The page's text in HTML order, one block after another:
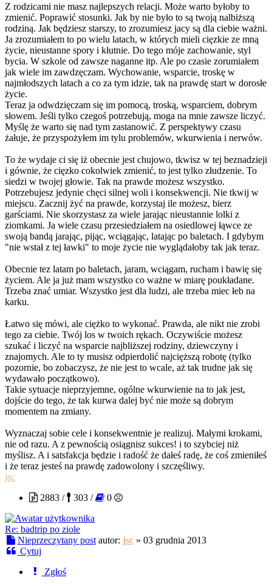
Z rodzicami nie masz najlepszych relacji. Może warto byłoby to
zmienić. Poprawić stosunki. Jak by nie było to są twoją nalbiższą
rodziną. Jak będziesz starszy, to zrozumiesz jacy są dla ciebie ważni.
Ja zrozumiałem to po wielu latach, w których mieli cięzkie ze mną
życie, nieustanne spory i kłutnie. Do tego móje zachowanie, styl
bycia. W szkole od zawsze naganne itp. Ale po czasie zorumiałem
jak wiele im zawdzęczam. Wychowanie, wsparcie, troskę w
najmłodszych latach a co za tym idzie, tak na prawdę start w dorosłe
życie.
Teraz ja odwdzięczam się im pomocą, troską, wsparciem, dobrym
słowem. Jeśli tylko czegoś potrzebują, moga na mnie zawsze liczyć.
Myślę że warto się nad tym zastanowić. Z perspektywy czasu
żałuje, że przyspożyłem im tylu problemów, wkurwienia i nerwów.
To że wydaje ci się iż obecnie jest chujowo, tkwisz w tej beznadzieji
i gównie, że cięzko cokolwiek zmienić, to jest tylko złudzenie. To
siedzi w twojej głowie. Tak na prawde możesz wszystko.
Potrzebujesz jedynie chęci silnej woli i konsekwencji. Nie tkwij w
miejscu. Zacznij żyć na prawde, korzystaj ile możesz, bierz
garściami. Nie skorzystasz za wiele jarając nieustannie lolki z
ziomkami. Ja wiele czasu przesiedziałem na osiedlowej łąwce ze
swoją bandą jarając, pijąc, wciągając, latając po baletach. I gdybym
"nie wstał z tej ławki" to moje życie nie wyglądałoby tak jak teraz.
Obecnie tez latam po baletach, jaram, wciągam, rucham i bawię się
życiem. Ale ja już mam wszystko co ważne w miarę poukładane.
Trzeba znać umiar. Wszystko jest dla ludzi, ale trzeba miec łeb na
karku.
Łatwo się mówi, ale ciężko to wykonać. Prawda, ale nikt nie zrobi
tego za ciebie. Twój los w twoich rękach. Oczywiście możesz
szukać i liczyć na wsparcie najbliższej rodziny, dziewczyny i
znajomych. Ale to ty musisz odpierdolić najcięższą robotę (tylko
pozornie, bo zobaczysz, że nie jest to wcale, aż tak trudne jak się
wydawało początkowo).
Takie sytuacje nieprzyjemne, ogólne wkurwienie na to jak jest,
dojście do tego, że tak kurwa dalej być nie może są dobrym
momentem na zmiany.
Wyznaczaj sobie cele i konsekwentnie je realizuj. Małymi krokami,
nie od razu. A z pewnością osiągnisz sukces! i to szybciej niż
myślisz. A i satsfakcja będzie i radość że dałeś radę, że coś zmieniłeś
i że teraz jesteś na prawdę zadowolony i szczęśliwy.
jsc
2883 /
303 / 0
Re: badtrip po ziole
Nieprzeczytany post autor: jsc» 03 grudnia 2013
Cytuj
Zgłoś